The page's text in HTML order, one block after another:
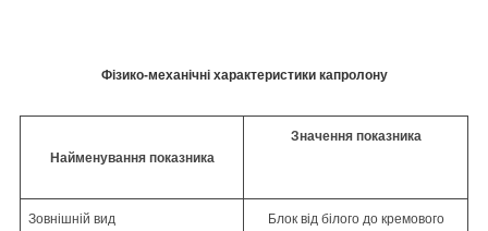
Фізико-механічні характеристики капролону
Найменування показника
Значення показника
Зовнішній вид
Блок від білого до кремового